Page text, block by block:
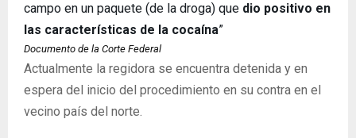
campo en un paquete (de la droga) que dio positivo en
las características de la cocaína”
Documento de la Corte Federal
Actualmente la regidora se encuentra detenida y en
espera del inicio del procedimiento en su contra en el
vecino país del norte.